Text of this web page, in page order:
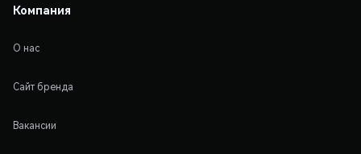
Компания
О нас
Сайт бренда
Вакансии